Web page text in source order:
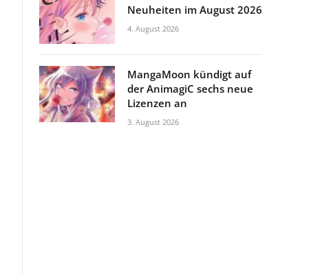
Neuheiten im August 2026
4. August 2026
MangaMoon kündigt auf
der AnimagiC sechs neue
Lizenzen an
3. August 2026